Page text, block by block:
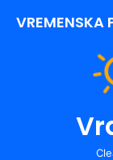
VREMENSKA